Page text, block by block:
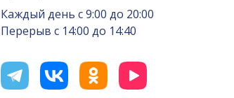
Каждый день с 9:00 до 20:00
Перерыв с 14:00 до 14:40